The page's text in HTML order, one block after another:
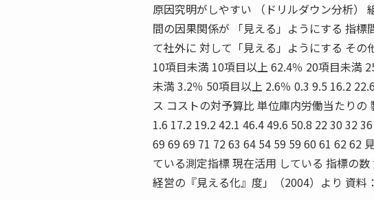
原因究明がしやすい （ドリルダウン分析）
間の因果関係が 「見える」ようにする 指
て社外に 対して「見える」ようにする そ
10項目未満 10項目以上 62.4％ 20項目未満
未満 3.2％ 50項目以上 2.6％ 0.3 9.5 16.2
ス コストの対予算比 単位庫内労働当たり
1.6 17.2 19.2 42.1 46.4 49.6 50.8 22 30 32
69 69 69 71 72 63 64 54 59 59 60 61 62 62
ている測定指標 現在活用 している 指標の
経営の『見える化』度」（2004）より 資料